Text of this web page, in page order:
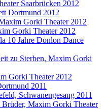
Saarbrücken 2012
Dortmund 2012
Gorki Theater 2012
Gorki Theater 2012
10 Jahre Donlon Dance
zu Sterben, Maxim Gorki
Gorki Theater 2012
2011
Schwanengesang 2011
Brüder, Maxim Gorki Theater